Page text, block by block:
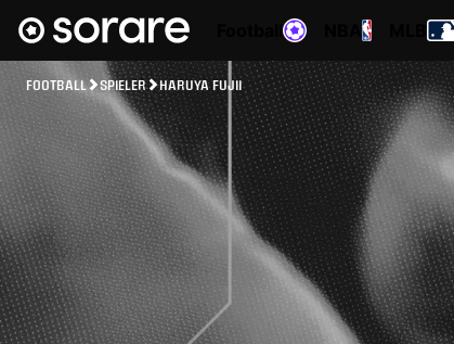
FOOTBALL SPIELER HARUYA FUJII